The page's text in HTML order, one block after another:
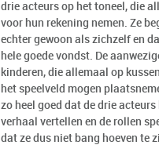
drie acteurs op het toneel, die
voor hun rekening nemen. Ze
echter gewoon als zichzelf en
hele goede vondst. De
kinderen, die allemaal op
het speelveld mogen
zo heel goed dat de drie acteurs
verhaal vertellen en de rollen
dat ze dus niet bang hoeven te